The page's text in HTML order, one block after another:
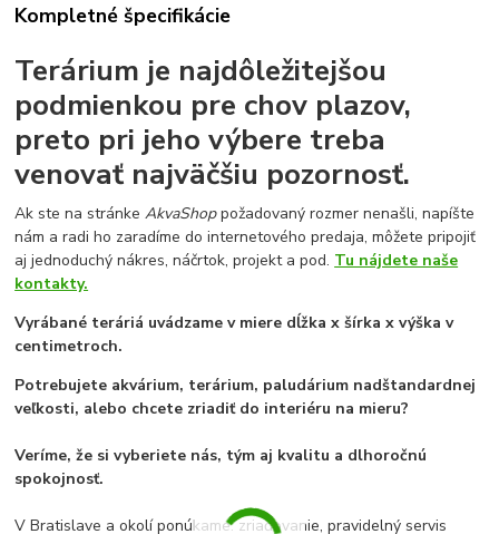
Kompletné špecifikácie
Terárium je najdôležitejšou
podmienkou pre chov plazov,
preto pri jeho výbere treba
venovať najväčšiu pozornosť.
Ak ste na stránkeAkvaShoppožadovaný rozmer nenašli, napíšte
nám a radi ho zaradíme do internetového predaja, môžete pripojiť
aj jednoduchý nákres, náčrtok, projekt a pod. Tu nájdete naše
kontakty.
Vyrábané teráriá uvádzame v miere dĺžka x šírka x výška v
centimetroch.
Potrebujete akvárium, terárium, paludárium nadštandardnej
veľkosti, alebo chcete zriadiť do interiéru na mieru?
Veríme, že si vyberiete nás, tým aj kvalitu a dlhoročnú
spokojnosť.
V Bratislave a okolí ponúkame: zriaďovanie, pravidelný servis